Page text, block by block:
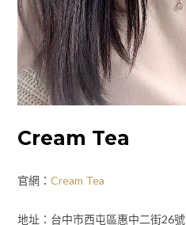
Cream Tea
官網： Cream Tea
地址：台中市西屯區惠中二街26號